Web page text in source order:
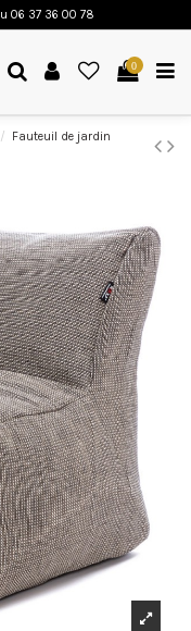
u 06 37 36 00 78
0
Fauteuil de jardin